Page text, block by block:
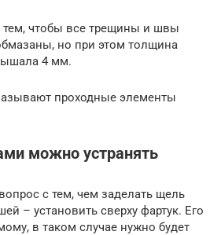
тем, чтобы все трещины и швы
но при этом толщина
4 мм.
проходные элементы
можно устранять
с тем, чем заделать щель
– установить сверху фартук. Его
в таком случае нужно будет